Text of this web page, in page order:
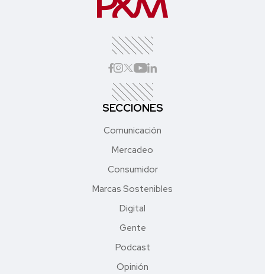
SECCIONES
Comunicación
Mercadeo
Consumidor
Marcas Sostenibles
Digital
Gente
Podcast
Opinión